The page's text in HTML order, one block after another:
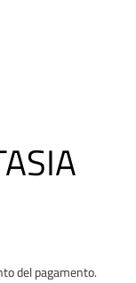
del pagamento.